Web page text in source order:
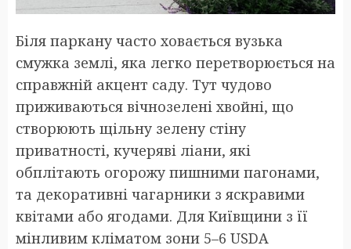
Біля паркану часто ховається вузька
смужка землі, яка легко перетворюється на
справжній акцент саду. Тут чудово
приживаються вічнозелені хвойні, що
створюють щільну зелену стіну
приватності, кучеряві ліани, які
обплітають огорожу пишними пагонами,
та декоративні чагарники з яскравими
квітами або ягодами. Для Київщини з її
мінливим кліматом зони 5–6 USDA